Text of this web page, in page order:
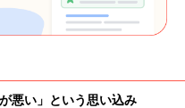
悪い」という思い込み